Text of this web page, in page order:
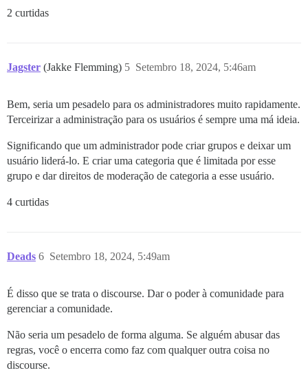
2 curtidas
Jagster (Jakke Flemming) Setembro 18, 2024, 5:46am
5
Bem, seria um pesadelo para os administradores muito rapidamente.
Terceirizar a administração para os usuários é sempre uma má ideia.
Significando que um administrador pode criar grupos e deixar um
usuário liderá-lo. E criar uma categoria que é limitada por esse
grupo e dar direitos de moderação de categoria a esse usuário.
4 curtidas
Deads Setembro 18, 2024, 5:49am
6
É disso que se trata o discourse. Dar o poder à comunidade para
gerenciar a comunidade.
Não seria um pesadelo de forma alguma. Se alguém abusar das
regras, você o encerra como faz com qualquer outra coisa no
discourse.